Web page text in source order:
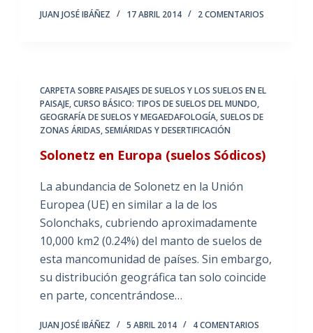
JUAN JOSÉ IBÁÑEZ 17 ABRIL 2014 2 COMENTARIOS
CARPETA SOBRE PAISAJES DE SUELOS Y LOS SUELOS EN EL
PAISAJE,CURSO BÁSICO: TIPOS DE SUELOS DEL MUNDO,
GEOGRAFÍA DE SUELOS Y MEGAEDAFOLOGÍA,SUELOS DE
ZONAS ÁRIDAS, SEMIÁRIDAS Y DESERTIFICACIÓN
Solonetz en Europa (suelos Sódicos)
La abundancia de Solonetz en la Unión
Europea (UE) en similar a la de los
Solonchaks, cubriendo aproximadamente
10,000 km2 (0.24%) del manto de suelos de
esta mancomunidad de países. Sin embargo,
su distribución geográfica tan solo coincide
en parte, concentrándose…
JUAN JOSÉ IBÁÑEZ 5 ABRIL 2014 4 COMENTARIOS